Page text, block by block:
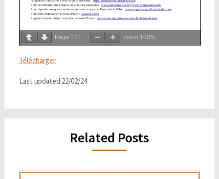
Page 1 / 1 Zoom 100%
Télécharger
Last updated:22/02/24
Related Posts